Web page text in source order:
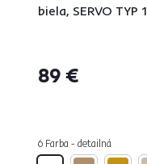
biela, SERVO TYP 1
89 €
6 Farba - detailná